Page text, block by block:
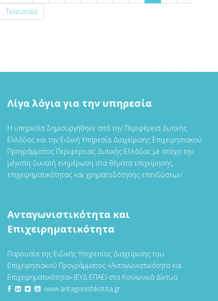
Τελευταία
Λίγα λόγια για την υπηρεσία
Η υπηρεσία δημιουργήθηκε από την Περιφέρεια Δυτικής
Ελλάδας και την Ειδική Υπηρεσία Διαχείρισης Επιχειρησιακού
Προγράμματος Περιφέρειας Δυτικής Ελλάδας με στόχο την
μέγιστη δυνατή ενημέρωση στα θέματα επιχείρησης,
επιχειρηματικότητας και χρηματοδότησης επενδύσεων.
Ανταγωνιστικότητα και
Επιχειρηματικότητα
Παρουσία της Ειδικής Υπηρεσίας Διαχείρισης του
Επιχειρησιακού Προγράμματος «Ανταγωνιστικότητα και
Επιχειρηματικότητα» (ΕΥΔ ΕΠΑΕ) στα Κοινωνικά Δίκτυα
www.antagonistikotita.gr